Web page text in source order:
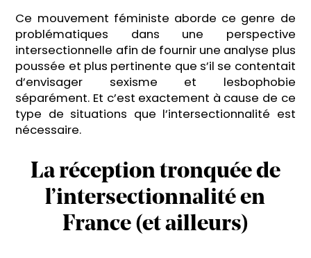
Ce mouvement féministe aborde ce genre de
problématiques dans une perspective
intersectionnelle afin de fournir une analyse plus
poussée et plus pertinente que s’il se contentait
d’envisager sexisme et lesbophobie
séparément. Et c’est exactement à cause de ce
type de situations que l’intersectionnalité est
nécessaire.
La réception tronquée de
l’intersectionnalité en
France (et ailleurs)